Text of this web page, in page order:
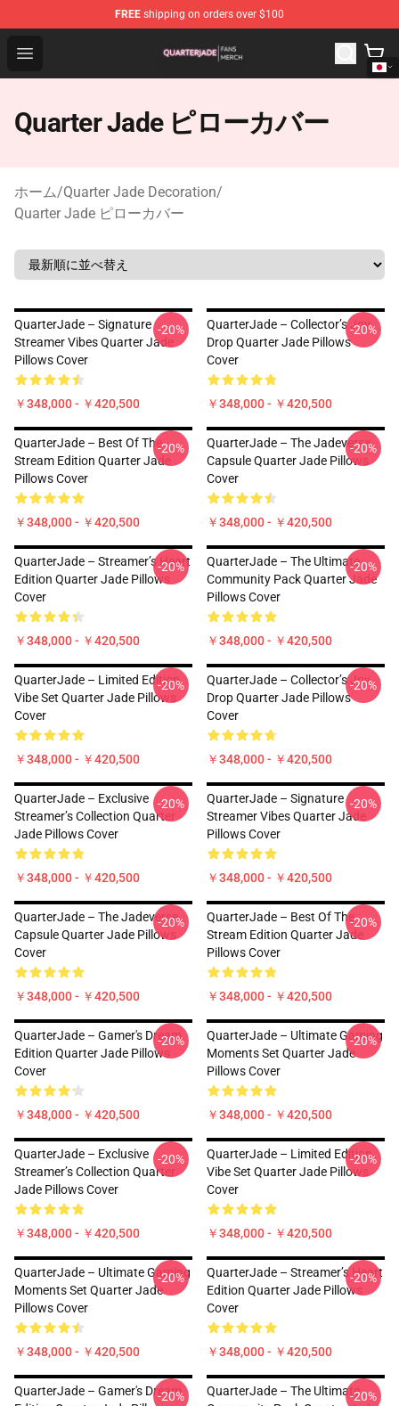
FREE shipping on orders over $100
Open menu
Quarter Jade Shop - Official Quarter Jade Merchandise
Quarter Jade ピローカバー
ホーム/Quarter Jade Decoration/
Quarter Jade ピローカバー
QuarterJade – Signature
Streamer Vibes Quarter Jade
Pillows Cover
￥348,000 - ￥420,500
-20%
QuarterJade – Collector’s Joy
Drop Quarter Jade Pillows
Cover
￥348,000 - ￥420,500
-20%
QuarterJade – Best Of The
Stream Edition Quarter Jade
Pillows Cover
￥348,000 - ￥420,500
-20%
QuarterJade – The Jadeverse
Capsule Quarter Jade Pillows
Cover
￥348,000 - ￥420,500
-20%
QuarterJade – Streamer’s Heart
Edition Quarter Jade Pillows
Cover
￥348,000 - ￥420,500
-20%
QuarterJade – The Ultimate
Community Pack Quarter Jade
Pillows Cover
￥348,000 - ￥420,500
-20%
QuarterJade – Limited Edition
Vibe Set Quarter Jade Pillows
Cover
￥348,000 - ￥420,500
-20%
QuarterJade – Collector’s Joy
Drop Quarter Jade Pillows
Cover
￥348,000 - ￥420,500
-20%
QuarterJade – Exclusive
Streamer’s Collection Quarter
Jade Pillows Cover
￥348,000 - ￥420,500
-20%
QuarterJade – Signature
Streamer Vibes Quarter Jade
Pillows Cover
￥348,000 - ￥420,500
-20%
QuarterJade – The Jadeverse
Capsule Quarter Jade Pillows
Cover
￥348,000 - ￥420,500
-20%
QuarterJade – Best Of The
Stream Edition Quarter Jade
Pillows Cover
￥348,000 - ￥420,500
-20%
QuarterJade – Gamer's Dream
Edition Quarter Jade Pillows
Cover
￥348,000 - ￥420,500
-20%
QuarterJade – Ultimate Gaming
Moments Set Quarter Jade
Pillows Cover
￥348,000 - ￥420,500
-20%
QuarterJade – Exclusive
Streamer’s Collection Quarter
Jade Pillows Cover
￥348,000 - ￥420,500
-20%
QuarterJade – Limited Edition
Vibe Set Quarter Jade Pillows
Cover
￥348,000 - ￥420,500
-20%
QuarterJade – Ultimate Gaming
Moments Set Quarter Jade
Pillows Cover
￥348,000 - ￥420,500
-20%
QuarterJade – Streamer’s Heart
Edition Quarter Jade Pillows
Cover
￥348,000 - ￥420,500
-20%
QuarterJade – Gamer's Dream
-20%
QuarterJade – The Ultimate-20%